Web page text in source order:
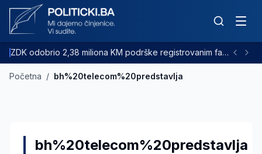
ZDK odobrio 2,38 miliona KM podrške registrovanim farmama goveda
Početna / bh%20telecom%20predstavlja
bh%20telecom%20predstavlja